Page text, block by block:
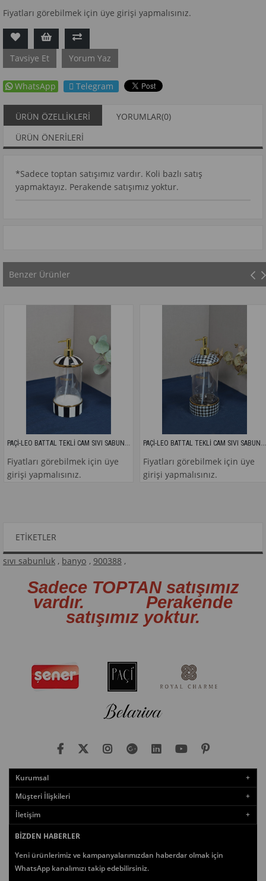
Fiyatları görebilmek için üye girişi yapmalısınız.
Tavsiye Et Yorum Yaz
WhatsApp Telegram
ÜRÜN ÖZELLIKLERI YORUMLAR(0)
ÜRÜN ÖNERILERI
*Sadece toptan satışımız vardır. Koli bazlı satış
yapmaktayız. Perakende satışımız yoktur.
Benzer Ürünler
PAÇİ-LEO BATTAL TEKLİ CAM SIVI SABUNLUK
görebilmek için üye
yapmalısınız.
PAÇİ-LEO BATTAL TEKLİ CAM SIVI SABUNLUK
Fiyatları görebilmek için üye
girişi yapmalısınız.
ETIKETLER
sıvı sabunluk , banyo , 900388 ,
Sadece TOPTAN satışımız
vardır. Perakende
satışımız yoktur.
Kurumsal
Müşteri İlişkileri
İletişim
BIZDEN HABERLER
Yeni ürünlerimiz ve kampanyalarımızdan haberdar olmak için
WhatsApp kanalımızı takip edebilirsiniz.